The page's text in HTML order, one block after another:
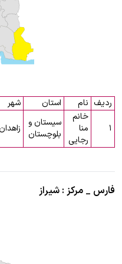
ردیف نام استان شهر
۱
خانم
منا
رجایی
سیستان و
بلوچستان
فارس _ مرکز : شیراز